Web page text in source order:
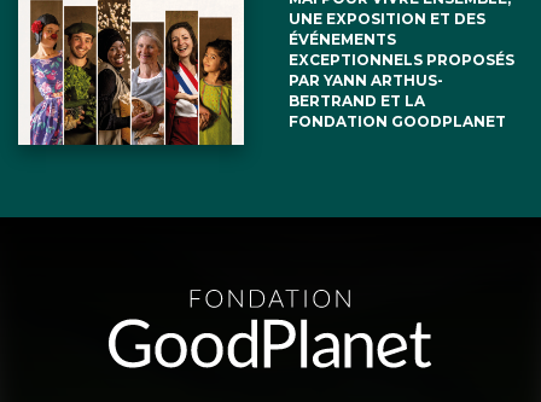
UNE EXPOSITION ET DES
ÉVÉNEMENTS
EXCEPTIONNELS PROPOSÉS
PAR YANN ARTHUS-
BERTRAND ET LA
FONDATION GOODPLANET